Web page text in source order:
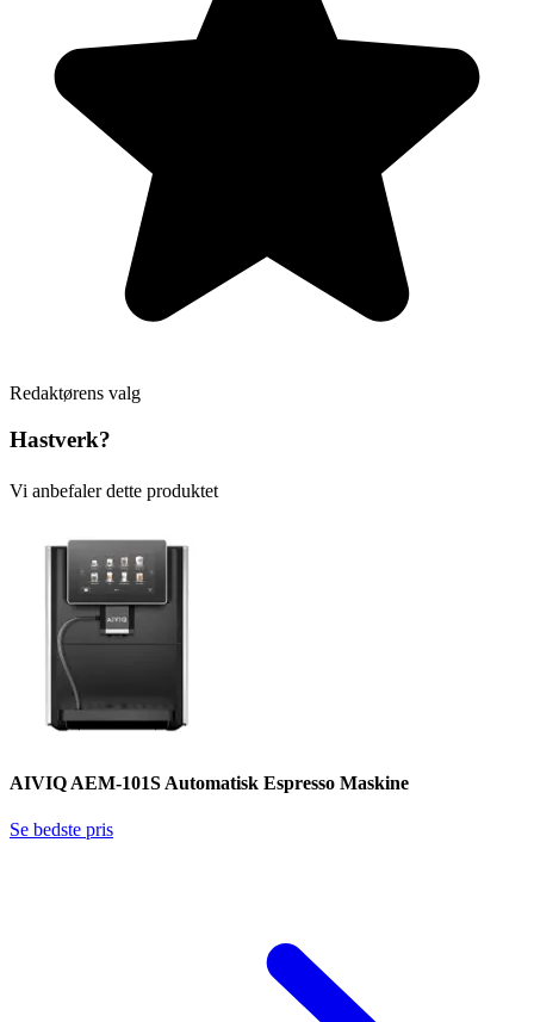
Redaktørens valg
Hastverk?
Vi anbefaler dette produktet
AIVIQ AEM-101S Automatisk Espresso Maskine
Se bedste pris